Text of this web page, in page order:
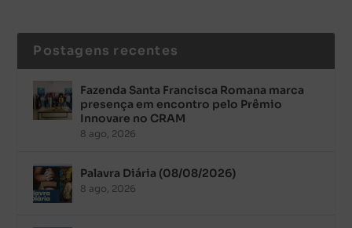
Postagens recentes
Fazenda Santa Francisca Romana marca
presença em encontro pelo Prêmio
Innovare no CRAM
8 ago, 2026
Palavra Diária (08/08/2026)
8 ago, 2026